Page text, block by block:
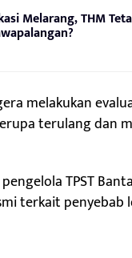
Melarang, THM
melakukan
terulang dan
TPST
terkait